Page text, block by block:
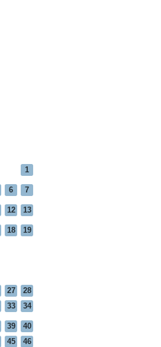
1
6 7
12 13
18 19
27
28
33 34
39
40
45 46